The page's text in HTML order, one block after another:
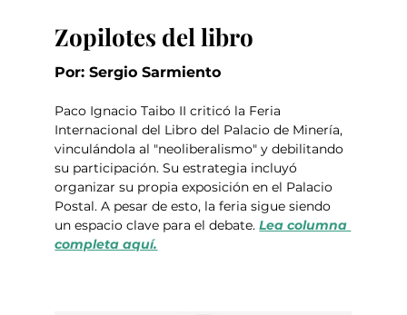
Zopilotes del libro
Por: Sergio Sarmiento
Paco Ignacio Taibo II criticó la Feria
Internacional del Libro del Palacio de Minería,
vinculándola al "neoliberalismo" y debilitando
su participación. Su estrategia incluyó
organizar su propia exposición en el Palacio
Postal. A pesar de esto, la feria sigue siendo
un espacio clave para el debate. Lea columna
completa aquí.